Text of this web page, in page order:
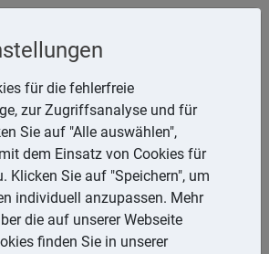
Berlin
-40
für die fehlerfreie
zur Zugriffsanalyse und für
Sie auf "Alle auswählen",
dem Einsatz von Cookies für
Klicken Sie auf "Speichern", um
individuell anzupassen. Mehr
die auf unserer Webseite
finden Sie in unserer